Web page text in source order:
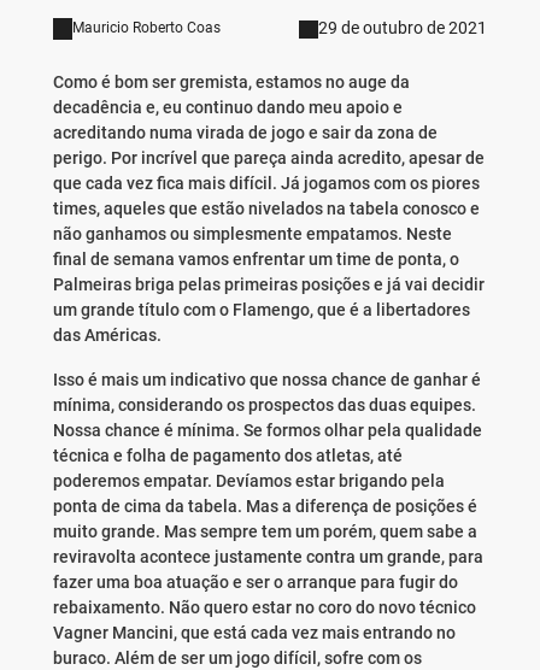
Mauricio Roberto Coas 29 de outubro de 2021
Como é bom ser gremista, estamos no auge da
decadência e, eu continuo dando meu apoio e
acreditando numa virada de jogo e sair da zona de
perigo. Por incrível que pareça ainda acredito, apesar de
que cada vez fica mais difícil. Já jogamos com os piores
times, aqueles que estão nivelados na tabela conosco e
não ganhamos ou simplesmente empatamos. Neste
final de semana vamos enfrentar um time de ponta, o
Palmeiras briga pelas primeiras posições e já vai decidir
um grande título com o Flamengo, que é a libertadores
das Américas.
Isso é mais um indicativo que nossa chance de ganhar é
mínima, considerando os prospectos das duas equipes.
Nossa chance é mínima. Se formos olhar pela qualidade
técnica e folha de pagamento dos atletas, até
poderemos empatar. Devíamos estar brigando pela
ponta de cima da tabela. Mas a diferença de posições é
muito grande. Mas sempre tem um porém, quem sabe a
reviravolta acontece justamente contra um grande, para
fazer uma boa atuação e ser o arranque para fugir do
rebaixamento. Não quero estar no coro do novo técnico
Vagner Mancini, que está cada vez mais entrando no
buraco. Além de ser um jogo difícil, sofre com os